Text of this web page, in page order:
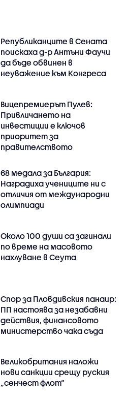
Републиканците в Сената
поискаха д-р Антъни Фаучи
да бъде обвинен в
неуважение към Конгреса
Вицепремиерът Пулев:
Привличането на
инвестиции е ключов
приоритет за
правителството
68 медала за България:
Наградиха учениците ни с
отличия от международни
олимпиади
Около 100 души са загинали
по време на масовото
нахлуване в Сеута
Спор за Пловдивския панаир:
ПП настоява за незабавни
действия, финансовото
министерство чака съда
Великобритания наложи
нови санкции срещу руския
„сенчест флот“